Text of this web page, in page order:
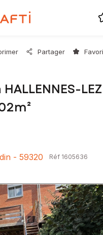
Partager
- 59320 Réf 1605636